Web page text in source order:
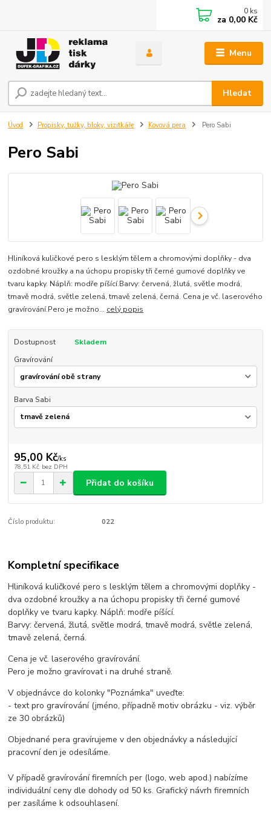
Menu
Hledat
0 ks
za 0,00 Kč
Úvod Propisky, tužky, bloky, vizitkáře Kovová pera Pero Sabi
Pero Sabi
Hliníková kuličkové pero s lesklým tělem a chromovými doplňky - dva
ozdobné kroužky a na úchopu propisky tři černé gumové doplňky ve
tvaru kapky. Náplň: modře píšící.Barvy: červená, žlutá, světle modrá,
tmavě modrá, světle zelená, tmavě zelená, černá. Cena je vč. laserového
gravírování.Pero je možno... celý popis
Dostupnost
Skladem
Gravírování
Barva Sabi
95,00 Kč/ks
78,51 Kč bez DPH
Přidat do košíku
Číslo produktu: 022
Kompletní specifikace
Hliníková kuličkové pero s lesklým tělem a chromovými doplňky -
dva ozdobné kroužky a na úchopu propisky tři černé gumové
doplňky ve tvaru kapky. Náplň: modře píšící.
Barvy: červená, žlutá, světle modrá, tmavě modrá, světle zelená,
tmavě zelená, černá.
Cena je vč. laserového gravírování.
Pero je možno gravírovat i na druhé straně.
V objednávce do kolonky "Poznámka" uveďte:
- text pro gravírování (jméno, případně motiv obrázku - viz. výběr
ze 30 obrázků)
Objednané pera gravírujeme v den objednávky a následující
pracovní den je odesíláme.
V případě gravírování firemních per (logo, web apod.) nabízíme
individuální ceny dle dohody od 50 ks. Grafický návrh firemních
per zasíláme k odsouhlasení.